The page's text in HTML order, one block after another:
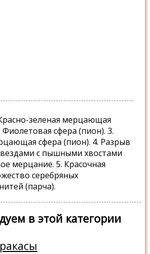
зеленая мерцающая
Фиолетовая сфера (пион). 3.
сфера (пион). 4. Разрыв
с пышными хвостами
мерцание. 5. Красочная
серебряных
(парча).
в этой категории